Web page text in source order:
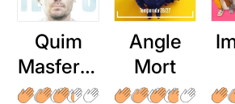
Quim
Masferre
r: Temps
Angle
Mort